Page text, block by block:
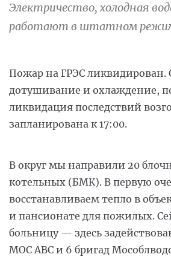
Электричество, холодная
работают в штатном
Пожар на ГРЭС ликвидирован.
дотушивание и охлаждение,
ликвидация последствий
запланирована к 17:00.
В округ мы направили 20
котельных (БМК). В первую
восстанавливаем тепло в
и пансионате для пожилых.
больницу — здесь
МОС АВС и 6 бригад